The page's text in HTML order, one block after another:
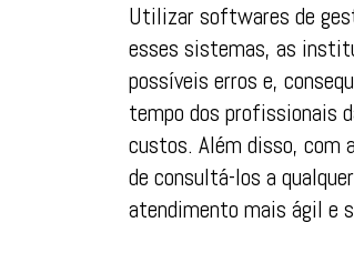
Utilizar softwares de
esses sistemas, as
possíveis erros e,
tempo dos profissionais
custos. Além disso, com
de consultá-los a
atendimento mais ágil e